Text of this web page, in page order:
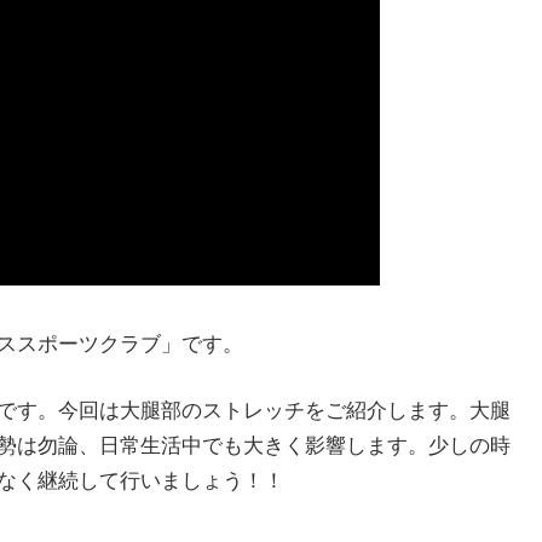
ポーツクラブ」です。
す。今回は大腿部のストレッチをご紹介します。大腿
は勿論、日常生活中でも大きく影響します。少しの時
く継続して行いましょう！！